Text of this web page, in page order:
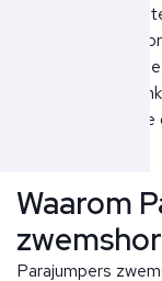
om zijn hoge
collectie
maar ook
online als in de
voor elke
Waarom
Parajumpers